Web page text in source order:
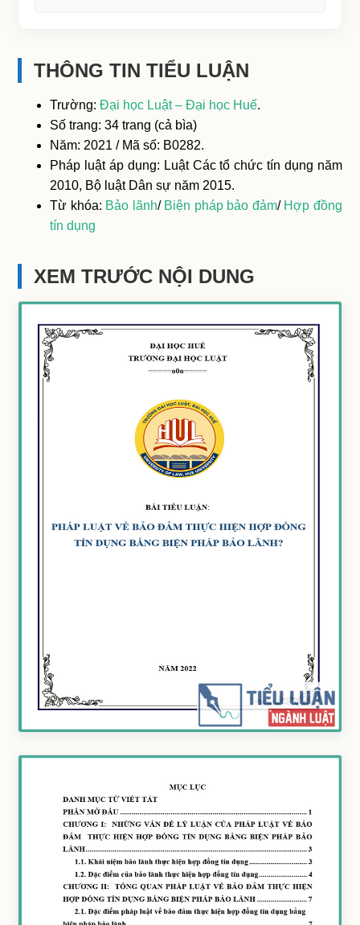
THÔNG TIN TIỂU LUẬN
Trường:Đại học Luật – Đại học Huế.
Số trang: 34 trang (cả bìa)
Năm: 2021 / Mã số: B0282.
Pháp luật áp dụng: Luật Các tổ chức tín dụng năm
2010, Bộ luật Dân sự năm 2015.
Từ khóa: Bảo lãnh/ Biện pháp bảo đảm/ Hợp đồng
tín dụng
XEM TRƯỚC NỘI DUNG